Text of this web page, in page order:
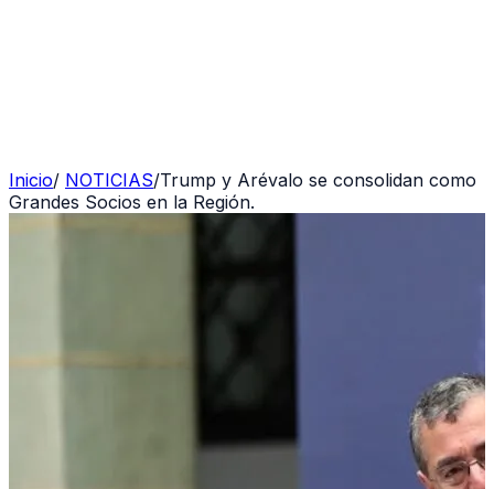
Inicio/ NOTICIAS/Trump y Arévalo se consolidan como
Grandes Socios en la Región.